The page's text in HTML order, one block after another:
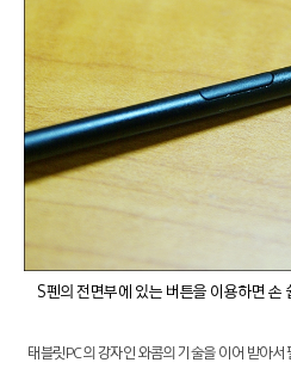
S펜의 전면부에 있는 버튼을 이용하면 손
태블릿PC의 강자인 와콤의 기술을 이어 받아